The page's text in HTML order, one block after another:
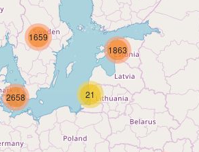
21
1659
1863
2658